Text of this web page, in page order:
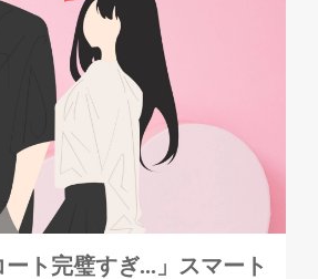
ート完璧すぎ...」スマート